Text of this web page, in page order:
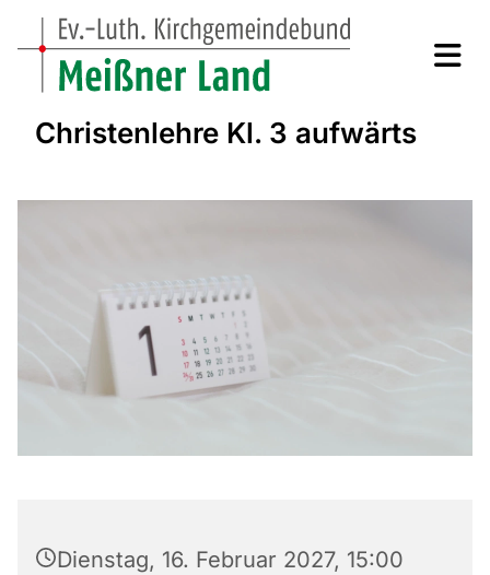
Christenlehre Kl. 3 aufwärts
Dienstag, 16. Februar 2027, 15:00